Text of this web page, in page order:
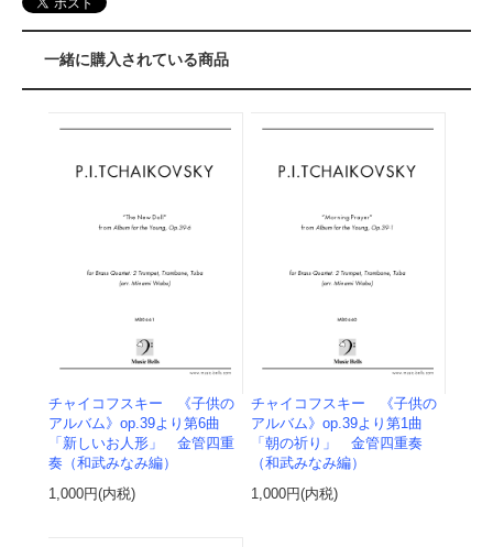
一緒に購入されている商品
チャイコフスキー 《子供の
アルバム》op.39より第6曲
「新しいお人形」 金管四重
奏（和武みなみ編）
1,000円(内税)
チャイコフスキー 《子供の
アルバム》op.39より第1曲
「朝の祈り」 金管四重奏
（和武みなみ編）
1,000円(内税)